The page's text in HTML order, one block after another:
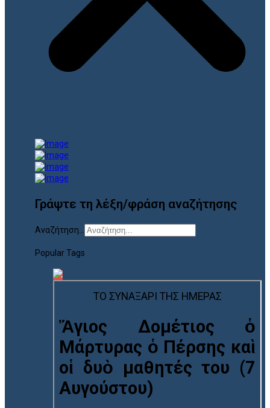
Γράψτε τη λέξη/φράση αναζήτησης
Αναζήτηση...
Popular Tags